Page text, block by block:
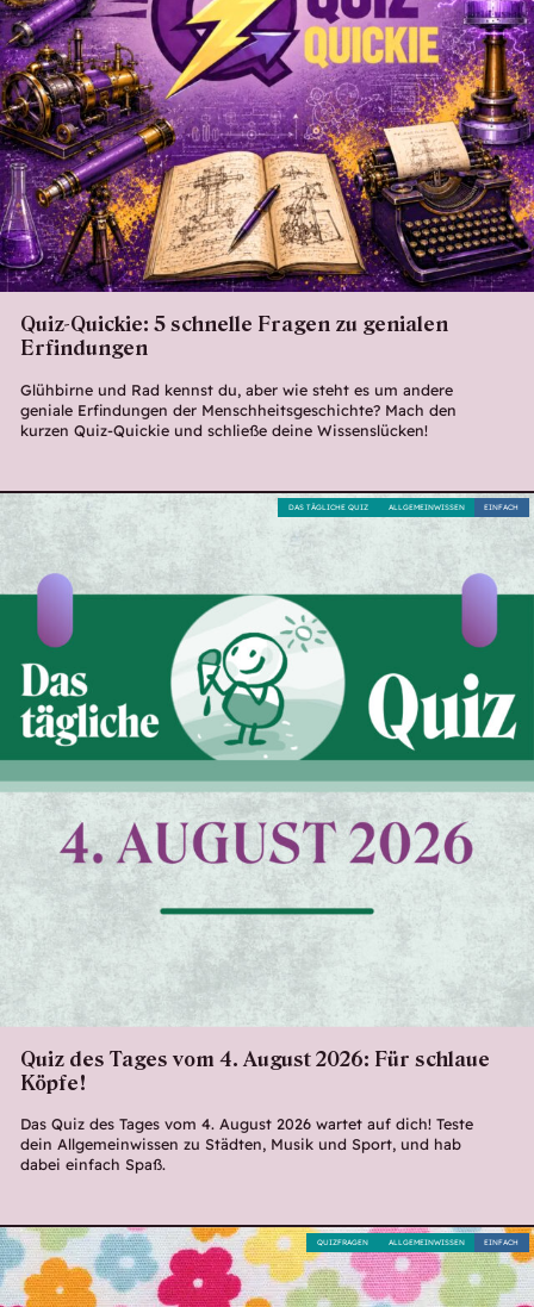
Quiz-Quickie: 5 schnelle Fragen zu genialen
Erfindungen
Glühbirne und Rad kennst du, aber wie steht es um andere
geniale Erfindungen der Menschheitsgeschichte? Mach den
kurzen Quiz-Quickie und schließe deine Wissenslücken!
Quiz des Tages vom 4. August 2026: Für schlaue
Köpfe!
Das Quiz des Tages vom 4. August 2026 wartet auf dich! Teste
dein Allgemeinwissen zu Städten, Musik und Sport, und hab
dabei einfach Spaß.
EINFACH
ALLGEMEINWISSEN
DAS TÄGLICHE QUIZ
EINFACH
ALLGEMEINWISSEN
QUIZFRAGEN